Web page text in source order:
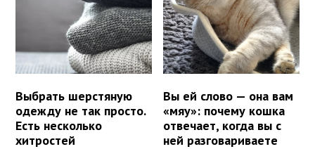
Выбрать шерстяную
одежду не так просто.
Есть несколько
хитростей
Вы ей слово — она вам
«мяу»: почему кошка
отвечает, когда вы с
ней разговариваете